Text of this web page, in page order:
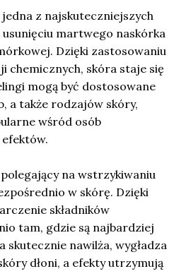
z najskuteczniejszych
martwego naskórka
Dzięki zastosowaniu
chemicznych, skóra staje się
mogą być dostosowane
a także rodzajów skóry,
wśród osób
efektów.
na wstrzykiwaniu
w skórę. Dzięki
składników
tam, gdzie są najbardziej
nawilża, wygładza
dłoni, a efekty utrzymują